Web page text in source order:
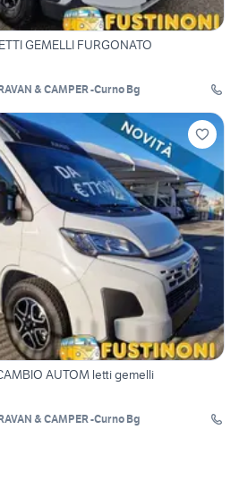
GEMELLI FURGONATO
& CAMPER -Curno Bg
AUTOM letti gemelli
& CAMPER -Curno Bg